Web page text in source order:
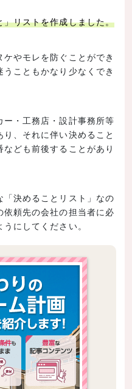
リストを作成しました。
やモレを防ぐことができ
こともかなり少なくでき
・工務店・設計事務所等
、それに伴い決めること
ども前後することがあり
決めることリスト」なの
頼先の会社の担当者に必
にしてください。